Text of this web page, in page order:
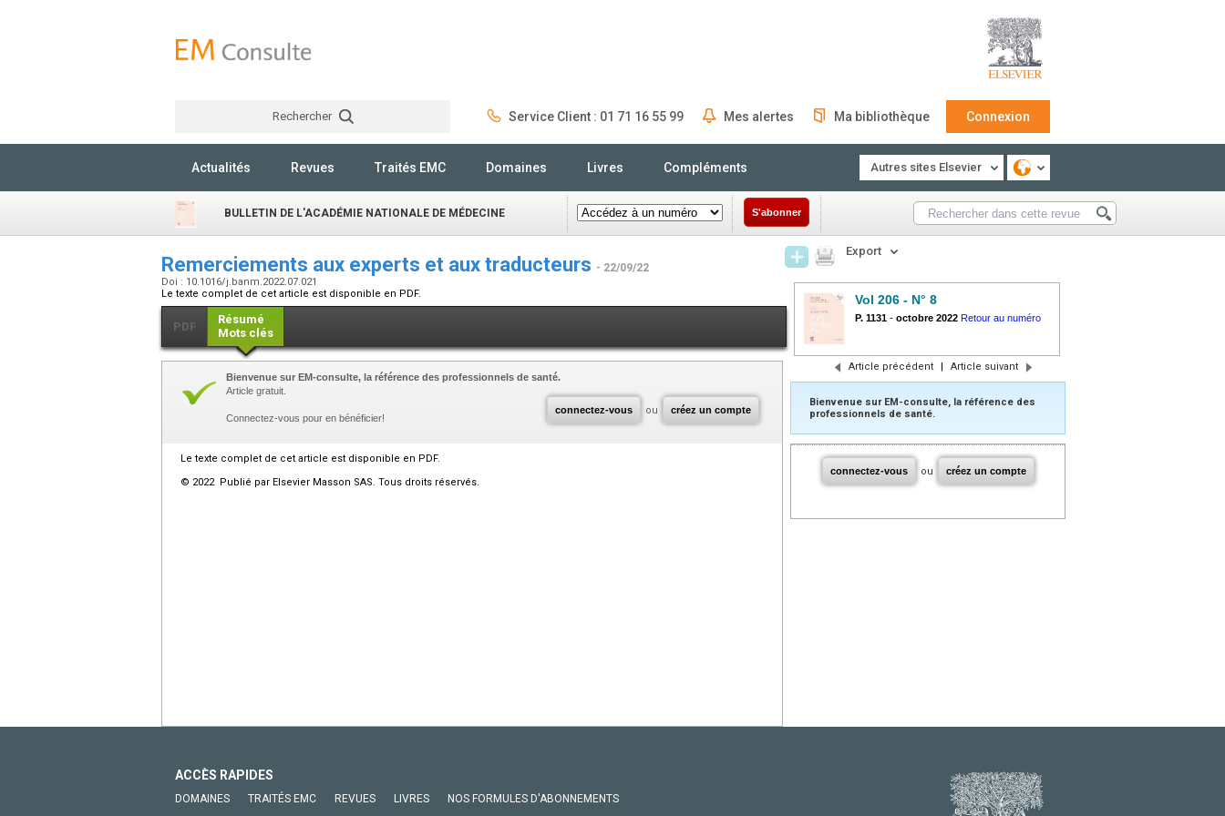
Rechercher Service Client : 01 71 16 55 99 Mes alertes Ma bibliothèque Connexion
Actualités Revues Traités EMC Domaines Livres Compléments Autres sites Elsevier
BULLETIN DE L'ACADÉMIE NATIONALE DE MÉDECINE S'abonner
Remerciements aux experts et aux traducteurs - 22/09/22
Doi : 10.1016/j.banm.2022.07.021
Le texte complet de cet article est disponible en PDF.
PDF
Résumé
Mots clés
connectez-vous ou créez un compte
Bienvenue sur EM-consulte, la référence des professionnels de santé.
Article gratuit.
Connectez-vous pour en bénéficier!
Le texte complet de cet article est disponible en PDF.
© 2022 Publié par Elsevier Masson SAS. Tous droits réservés.
Export
Vol 206 - N° 8
P. 1131 - octobre 2022 Retour au numéro
Article précédent | Article suivant
Bienvenue sur EM-consulte, la référence des
professionnels de santé.
connectez-vous ou créez un compte
ACCÈS RAPIDES
DOMAINES TRAITÉS EMC REVUES LIVRES NOS FORMULES D'ABONNEMENTS